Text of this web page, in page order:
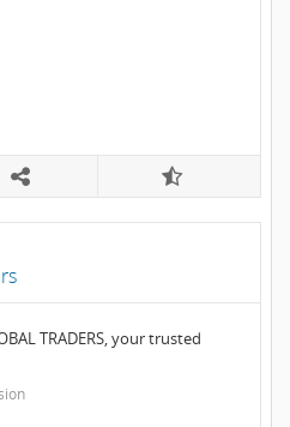
TRADERS, your trusted